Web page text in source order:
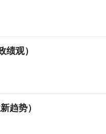
观）
趋势）